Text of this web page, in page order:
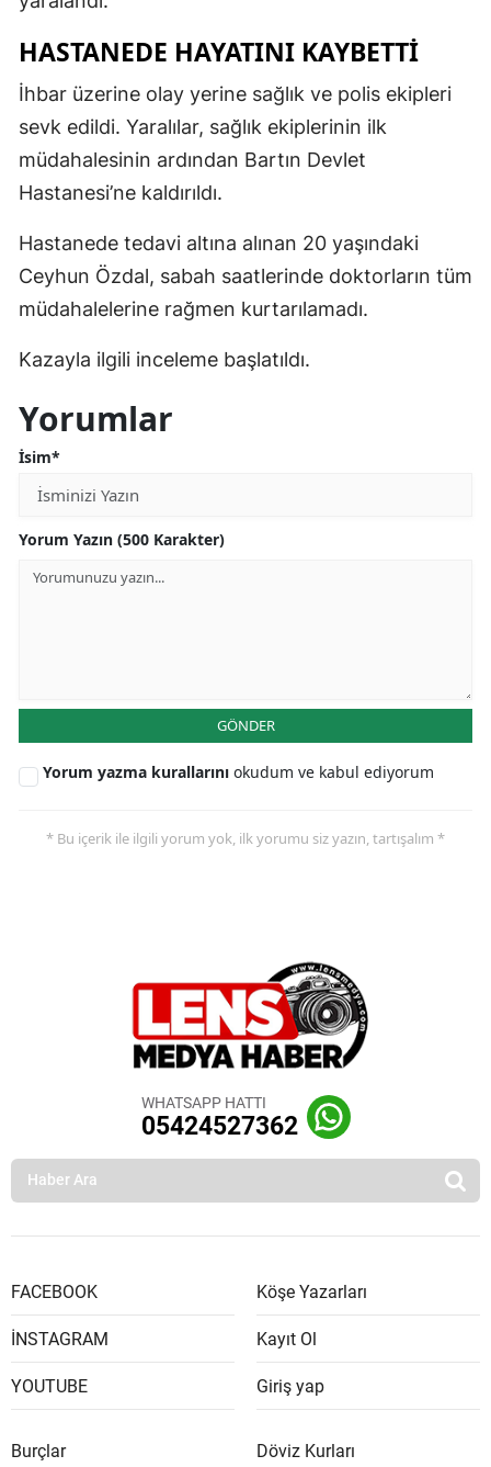
HASTANEDE HAYATINI KAYBETTİ
İhbar üzerine olay yerine sağlık ve polis ekipleri
sevk edildi. Yaralılar, sağlık ekiplerinin ilk
müdahalesinin ardından Bartın Devlet
Hastanesi’ne kaldırıldı.
Hastanede tedavi altına alınan 20 yaşındaki
Ceyhun Özdal, sabah saatlerinde doktorların tüm
müdahalelerine rağmen kurtarılamadı.
Kazayla ilgili inceleme başlatıldı.
Yorumlar
İsim*
Yorum Yazın (500 Karakter)
GÖNDER
Yorum yazma kurallarını okudum ve kabul ediyorum
* Bu içerik ile ilgili yorum yok, ilk yorumu siz yazın, tartışalım *
WHATSAPP HATTI
05424527362
FACEBOOK
İNSTAGRAM
YOUTUBE
Köşe Yazarları
Kayıt Ol
Giriş yap
Burçlar Döviz Kurları